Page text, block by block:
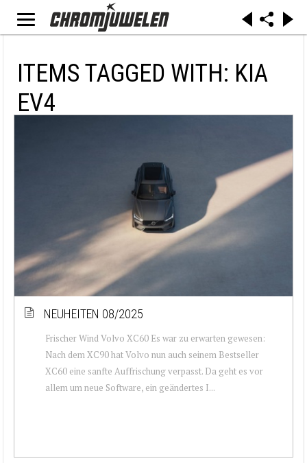
ITEMS TAGGED WITH: KIA
EV4
NEUHEITEN 08/2025
Frischer Wind Volvo XC60 Es war zu erwarten gewesen:
Nach dem XC90 hat Volvo nun auch seinem Bestseller
XC60 eine sanfte Auffrischung verpasst. Da geht es vor
allem um neue Software, ein geändertes I...